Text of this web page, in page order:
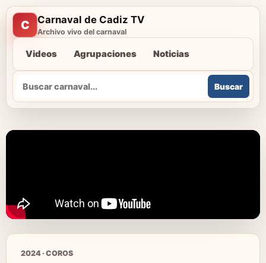
C Carnaval de Cadiz TV
Archivo vivo del carnaval
Videos Agrupaciones Noticias
Buscar
Buscar
2024 · COROS